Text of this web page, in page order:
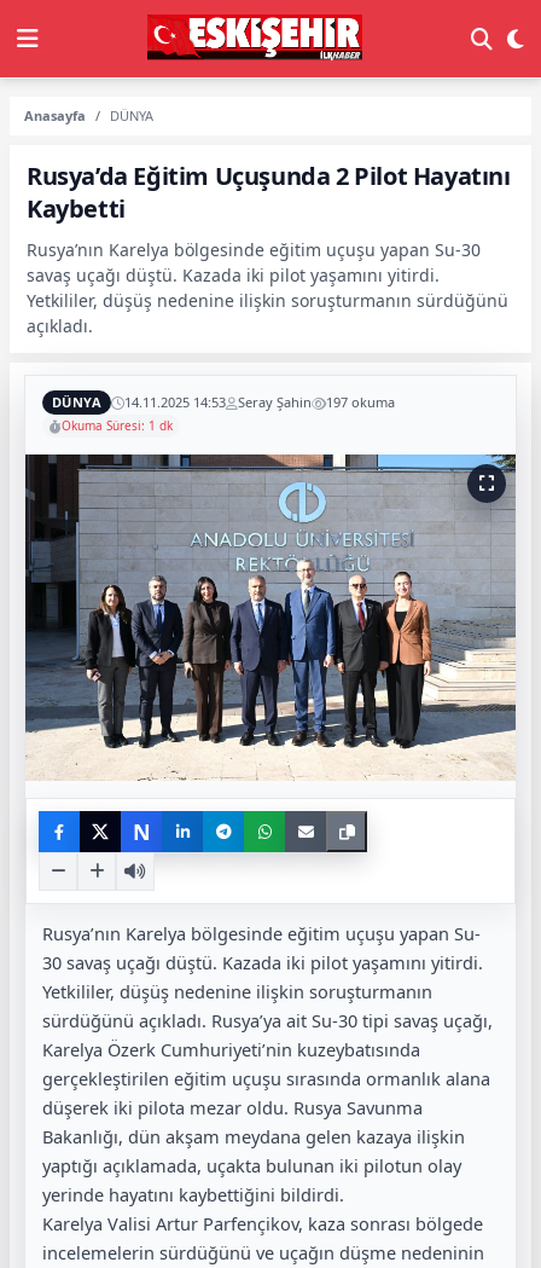
Anasayfa DÜNYA
Rusya’da Eğitim Uçuşunda 2 Pilot Hayatını
Kaybetti
Rusya’nın Karelya bölgesinde eğitim uçuşu yapan Su-30
savaş uçağı düştü. Kazada iki pilot yaşamını yitirdi.
Yetkililer, düşüş nedenine ilişkin soruşturmanın sürdüğünü
açıkladı.
DÜNYA 14.11.2025 14:53 Seray Şahin 197 okuma
Okuma Süresi: 1 dk
N
Rusya’nın Karelya bölgesinde eğitim uçuşu yapan Su-
30 savaş uçağı düştü. Kazada iki pilot yaşamını yitirdi.
Yetkililer, düşüş nedenine ilişkin soruşturmanın
sürdüğünü açıkladı. Rusya’ya ait Su-30 tipi savaş uçağı,
Karelya Özerk Cumhuriyeti’nin kuzeybatısında
gerçekleştirilen eğitim uçuşu sırasında ormanlık alana
düşerek iki pilota mezar oldu. Rusya Savunma
Bakanlığı, dün akşam meydana gelen kazaya ilişkin
yaptığı açıklamada, uçakta bulunan iki pilotun olay
yerinde hayatını kaybettiğini bildirdi.
Karelya Valisi Artur Parfençikov, kaza sonrası bölgede
incelemelerin sürdüğünü ve uçağın düşme nedeninin